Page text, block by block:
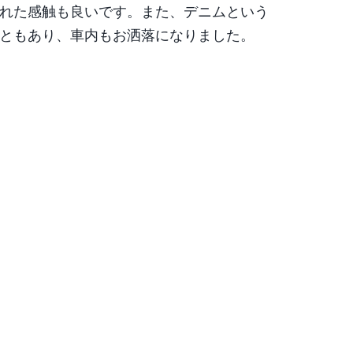
た感触も良いです。また、デニムという
もあり、車内もお洒落になりました。